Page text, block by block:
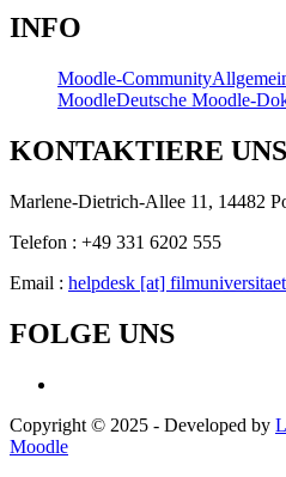
INFO
Moodle-Community
MoodleDeutsche Moodle-
KONTAKTIERE UNS
Marlene-Dietrich-Allee 11, 14482
Telefon : +49 331 6202 555
Email : helpdesk [at]
FOLGE UNS
Copyright © 2025 - Developed by
Moodle